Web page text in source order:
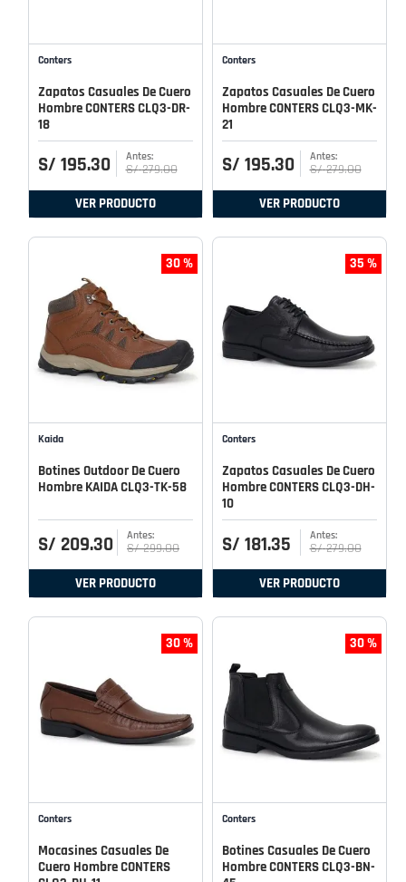
Conters
Zapatos Casuales De Cuero
Hombre CONTERS CLQ3-DR-
18
S/ 195.30 S/ 279.00
VER PRODUCTO
Conters
Zapatos Casuales De Cuero
Hombre CONTERS CLQ3-MK-
21
S/ 195.30 S/ 279.00
VER PRODUCTO
30 %
Kaida
Botines Outdoor De Cuero
Hombre KAIDA CLQ3-TK-58
S/ 209.30 S/ 299.00
VER PRODUCTO
35 %
Conters
Zapatos Casuales De Cuero
Hombre CONTERS CLQ3-DH-
10
S/ 181.35 S/ 279.00
VER PRODUCTO
30 %
Conters
Mocasines Casuales De
Cuero Hombre CONTERS
30 %
Conters
Botines Casuales De Cuero
Hombre CONTERS CLQ3-BN-